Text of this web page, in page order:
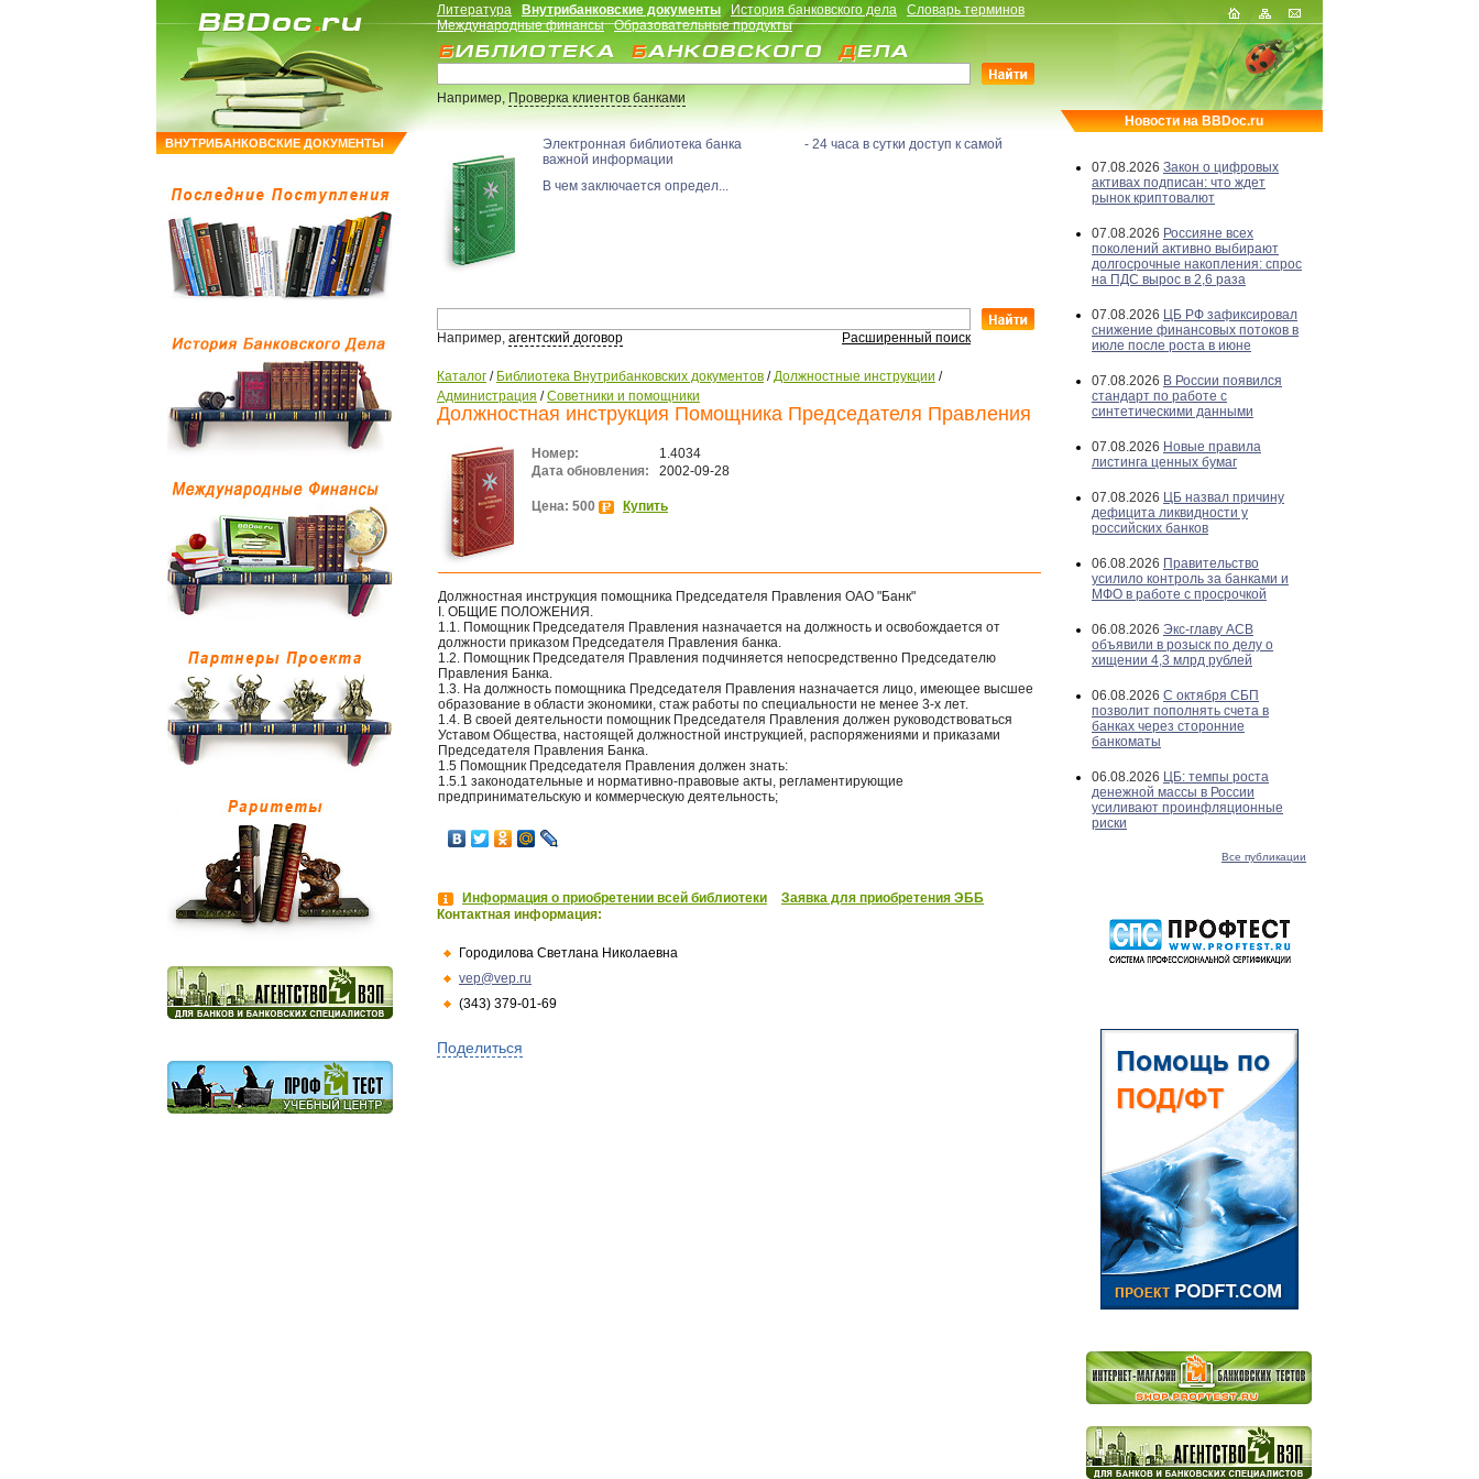
ВНУТРИБАНКОВСКИЕ ДОКУМЕНТЫ
Литература Внутрибанковские документы История банковского дела
Словарь терминов
Международные финансы
Образовательные продукты
Например,Проверка клиентов банками
Электронная библиотека банка - 24 часа в сутки доступ к самой
важной информации
В чем заключается определ...
Например, агентский договор Расширенный поиск
Каталог / Библиотека Внутрибанковских документов /Должностные инструкции /
Администрация /Советники и помощники
Должностная инструкция Помощника Председателя Правления
Номер:
1.4034
Дата обновления:
2002-09-28
Цена: 500 Купить
Должностная инструкция помощника Председателя Правления ОАО "Банк"
I. ОБЩИЕ ПОЛОЖЕНИЯ.
1.1. Помощник Председателя Правления назначается на должность и освобождается от
должности приказом Председателя Правления банка.
1.2. Помощник Председателя Правления подчиняется непосредственно Председателю
Правления Банка.
1.3. На должность помощника Председателя Правления назначается лицо, имеющее высшее
образование в области экономики, стаж работы по специальности не менее 3-х лет.
1.4. В своей деятельности помощник Председателя Правления должен руководствоваться
Уставом Общества, настоящей должностной инструкцией, распоряжениями и приказами
Председателя Правления Банка.
1.5 Помощник Председателя Правления должен знать:
1.5.1 законодательные и нормативно-правовые акты, регламентирующие
предпринимательскую и коммерческую деятельность;
Информация о приобретении всей библиотеки
Заявка для приобретения ЭББ
Контактная информация:
Городилова Светлана Николаевна
vep@vep.ru
(343) 379-01-69
Поделиться
Новости на BBDoc.ru
07.08.2026 Закон о цифровых
активах подписан: что ждет
рынок криптовалют
07.08.2026 Россияне всех
поколений активно выбирают
долгосрочные накопления: спрос
на ПДС вырос в 2,6 раза
07.08.2026 ЦБ РФ зафиксировал
снижение финансовых потоков в
июле после роста в июне
07.08.2026 В России появился
стандарт по работе с
синтетическими данными
07.08.2026 Новые правила
листинга ценных бумаг
07.08.2026 ЦБ назвал причину
дефицита ликвидности у
российских банков
06.08.2026 Правительство
усилило контроль за банками и
МФО в работе с просрочкой
06.08.2026 Экс-главу АСВ
объявили в розыск по делу о
хищении 4,3 млрд рублей
06.08.2026 С октября СБП
позволит пополнять счета в
банках через сторонние
банкоматы
06.08.2026 ЦБ: темпы роста
денежной массы в России
усиливают проинфляционные
риски
Все публикации